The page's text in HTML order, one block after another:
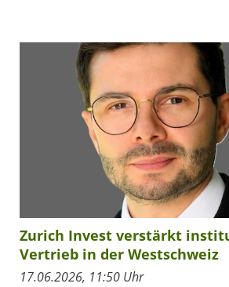
Zurich Invest verstärkt
Vertrieb in der Westschweiz
17.06.2026, 11:50 Uhr